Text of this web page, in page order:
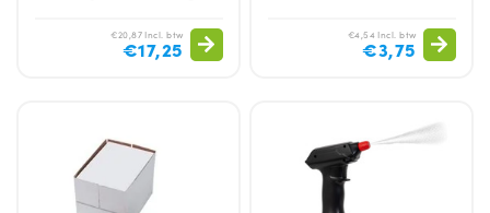
€20,87 Incl. btw
€17,25
€4,54 Incl. btw
€3,75